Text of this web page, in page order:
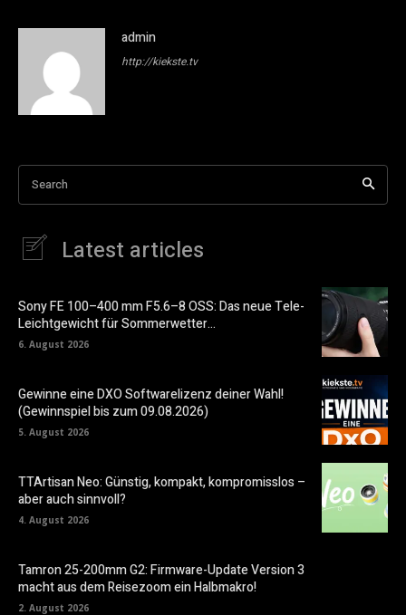
admin
http://kiekste.tv
Search
Latest articles
Sony FE 100–400 mm F5.6–8 OSS: Das neue Tele-
Leichtgewicht für Sommerwetter…
6. August 2026
Gewinne eine DXO Softwarelizenz deiner Wahl!
(Gewinnspiel bis zum 09.08.2026)
5. August 2026
TTArtisan Neo: Günstig, kompakt, kompromisslos –
aber auch sinnvoll?
4. August 2026
Tamron 25-200mm G2: Firmware-Update Version 3
macht aus dem Reisezoom ein Halbmakro!
2. August 2026